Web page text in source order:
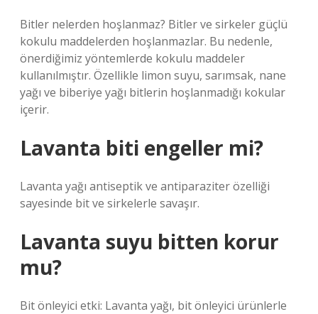
Bitler nelerden hoşlanmaz? Bitler ve sirkeler güçlü
kokulu maddelerden hoşlanmazlar. Bu nedenle,
önerdiğimiz yöntemlerde kokulu maddeler
kullanılmıştır. Özellikle limon suyu, sarımsak, nane
yağı ve biberiye yağı bitlerin hoşlanmadığı kokular
içerir.
Lavanta biti engeller mi?
Lavanta yağı antiseptik ve antiparaziter özelliği
sayesinde bit ve sirkelerle savaşır.
Lavanta suyu bitten korur
mu?
Bit önleyici etki: Lavanta yağı, bit önleyici ürünlerle